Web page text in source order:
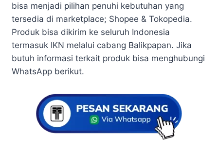
bisa menjadi pilihan penuhi kebutuhan yang
tersedia di marketplace; Shopee & Tokopedia.
Produk bisa dikirim ke seluruh Indonesia
termasuk IKN melalui cabang Balikpapan. Jika
butuh informasi terkait produk bisa menghubungi
WhatsApp berikut.